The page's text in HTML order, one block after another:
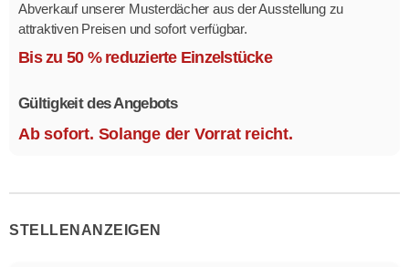
Abverkauf unserer Musterdächer aus der Ausstellung zu
attraktiven Preisen und sofort verfügbar.
Mehrere Modelle in verschiedenen Ausführungen.
Bis zu 50 % reduzierte Einzelstücke
Gültigkeit des Angebots
Ab sofort. Solange der Vorrat reicht.
STELLENANZEIGEN